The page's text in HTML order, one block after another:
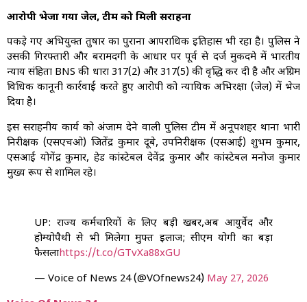
आरोपी भेजा गया जेल, टीम को मिली सराहना
पकड़े गए अभियुक्त तुषार का पुराना आपराधिक इतिहास भी रहा है। पुलिस ने
उसकी गिरफ्तारी और बरामदगी के आधार पर पूर्व से दर्ज मुकदमे में भारतीय
न्याय संहिता BNS की धारा 317(2) और 317(5) की वृद्धि कर दी है और अग्रिम
विधिक कानूनी कार्रवाई करते हुए आरोपी को न्यायिक अभिरक्षा (जेल) में भेज
दिया है।
इस सराहनीय कार्य को अंजाम देने वाली पुलिस टीम में अनूपशहर थाना प्रभारी
निरीक्षक (एसएचओ) जितेंद्र कुमार दूबे, उपनिरीक्षक (एसआई) शुभम कुमार,
एसआई योगेंद्र कुमार, हेड कांस्टेबल देवेंद्र कुमार और कांस्टेबल मनोज कुमार
मुख्य रूप से शामिल रहे।
UP: राज्य कर्मचारियों के लिए बड़ी खबर,अब आयुर्वेद और
होम्योपैथी से भी मिलेगा मुफ्त इलाज; सीएम योगी का बड़ा
फैसलाhttps://t.co/GTvXa88xGU
— Voice of News 24 (@VOfnews24) May 27, 2026